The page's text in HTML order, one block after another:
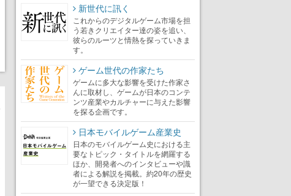
新世代に訊く
これからのデジタルゲーム市場を担
う若きクリエイター達の姿を追い、
彼らのルーツと情熱を探っていきま
す。
ゲーム世代の作家たち
ゲームに多大な影響を受けた作家さ
んに取材し、ゲームが日本のコンテ
ンツ産業やカルチャーに与えた影響
を探る企画です。
日本モバイルゲーム産業史
日本のモバイルゲーム史における主
要なトピック・タイトルを網羅する
ほか、開発者へのインタビューや識
者による解説を掲載。約20年の歴史
が一望できる決定版！